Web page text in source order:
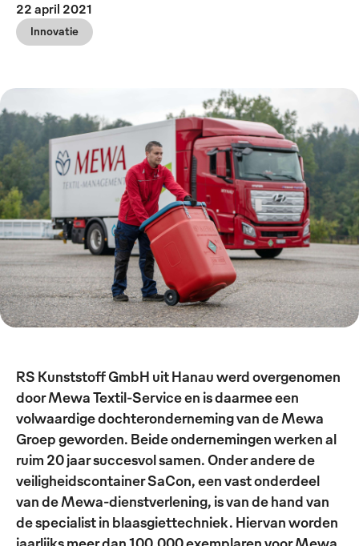
22 april 2021
Innovatie
RS Kunststoff GmbH uit Hanau werd overgenomen
door Mewa Textil-Service en is daarmee een
volwaardige dochteronderneming van de Mewa
Groep geworden. Beide ondernemingen werken al
ruim 20 jaar succesvol samen. Onder andere de
veiligheidscontainer SaCon, een vast onderdeel
van de Mewa-dienstverlening, is van de hand van
de specialist in blaasgiettechniek. Hiervan worden
jaarlijks meer dan 100.000 exemplaren voor Mewa